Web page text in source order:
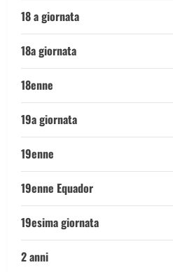
18 a giornata
18a giornata
18enne
19a giornata
19enne
19enne Equador
19esima giornata
2 anni